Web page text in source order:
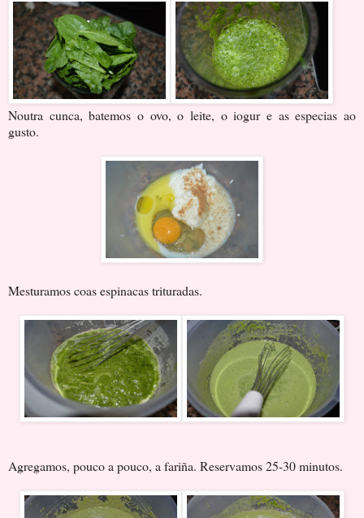
Noutra cunca, batemos o ovo, o leite, o iogur e as especias ao
gusto.
Mesturamos coas espinacas trituradas.
Agregamos, pouco a pouco, a fariña. Reservamos 25-30 minutos.